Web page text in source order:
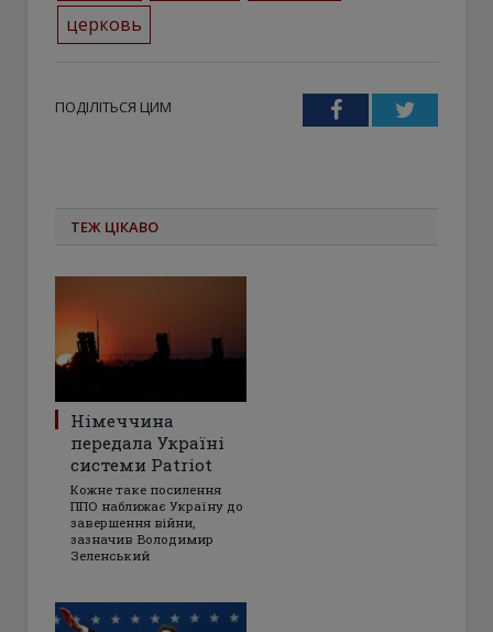
церковь
ПОДІЛІТЬСЯ ЦИМ FacebookTwitter
ТЕЖ ЦІКАВО
Німеччина
передала Україні
системи Patriot
Кожне таке посилення
ППО наближає Україну до
завершення війни,
зазначив Володимир
Зеленський